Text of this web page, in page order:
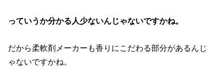
っていうか分かる人少ないんじゃないですかね。
だから柔軟剤メーカーも香りにこだわる部分があるんじ
ゃないですかね。